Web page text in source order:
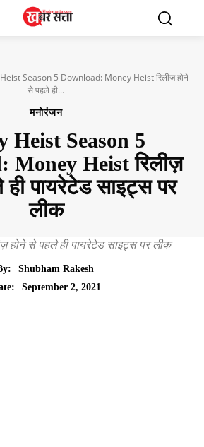
Season 5 Download: Money Heist रिलीज़ होने
से पहले ही...
मनोरंजन
Heist Season 5
Money Heist रिलीज़
पायरेटेड साइट्स पर
लीक
होने से पहले ही पायरेटेड साइट्स पर लीक
Shubham Rakesh
September 2, 2021